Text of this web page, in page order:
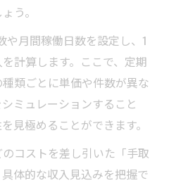
う。
や月間稼働日数を設定し、1
計算します。ここで、定期
類ごとに単価や件数が異な
ミュレーションすること
見極めることができます。
コストを差し引いた「手取
体的な収入見込みを把握で